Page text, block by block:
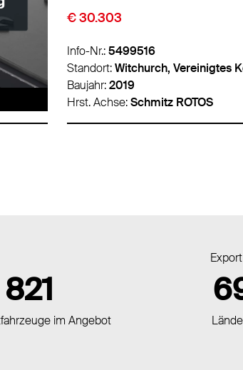
€ 30.303
Info-Nr.:5499516
Standort:Witchurch, Vereinigtes
Baujahr:2019
Hrst. Achse:Schmitz ROTOS
821
im Angebot